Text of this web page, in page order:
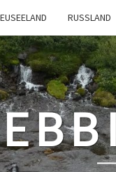
RUSSLAND